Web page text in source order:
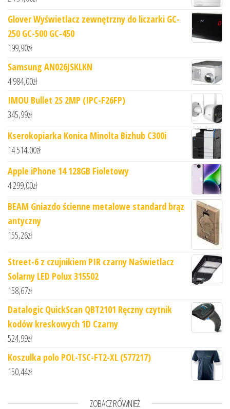
Glover Wyświetlacz zewnętrzny do liczarki GC-
250 GC-500 GC-450
199,90zł
Samsung AN026JSKLKN
4 984,00zł
IMOU Bullet 2S 2MP (IPC-F26FP)
345,99zł
Kserokopiarka Konica Minolta Bizhub C300i
14 514,00zł
Apple iPhone 14 128GB Fioletowy
4 299,00zł
BEAM Gniazdo ścienne metalowe standard brąz
antyczny
155,26zł
Street-6 z czujnikiem PIR czarny Naświetlacz
Solarny LED Polux 315502
158,67zł
Datalogic QuickScan QBT2101 Ręczny czytnik
kodów kreskowych 1D Czarny
524,99zł
Koszulka polo POL-TSC-FT2-XL (577217)
150,44zł
ZOBACZ RÓWNIEŻ